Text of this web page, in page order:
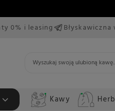
0% i leasing Błyskawiczna
Kawy